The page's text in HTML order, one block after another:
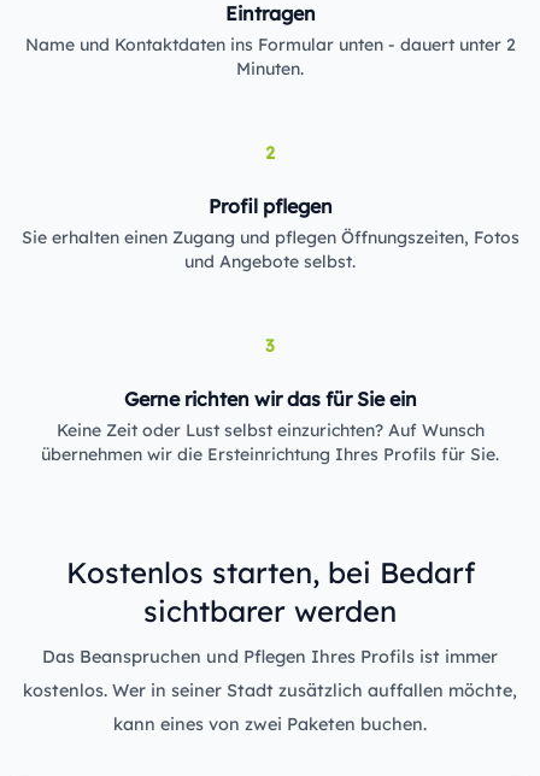
Eintragen
Name und Kontaktdaten ins Formular unten - dauert unter 2
Minuten.
2
Profil pflegen
Sie erhalten einen Zugang und pflegen Öffnungszeiten, Fotos
und Angebote selbst.
3
Gerne richten wir das für Sie ein
Keine Zeit oder Lust selbst einzurichten? Auf Wunsch
übernehmen wir die Ersteinrichtung Ihres Profils für Sie.
Kostenlos starten, bei Bedarf
sichtbarer werden
Das Beanspruchen und Pflegen Ihres Profils ist immer
kostenlos. Wer in seiner Stadt zusätzlich auffallen möchte,
kann eines von zwei Paketen buchen.